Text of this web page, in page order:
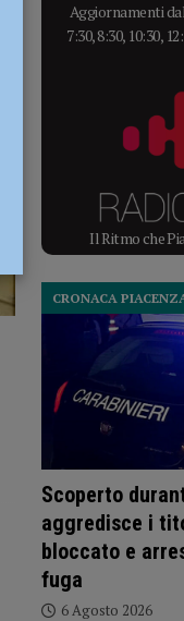
Aggiornamenti
7:30, 8:30, 10:30,
Il Ritmo che
Scoperto
aggredisce i
bloccato e
fuga
CRONACA
6 Agosto 2026